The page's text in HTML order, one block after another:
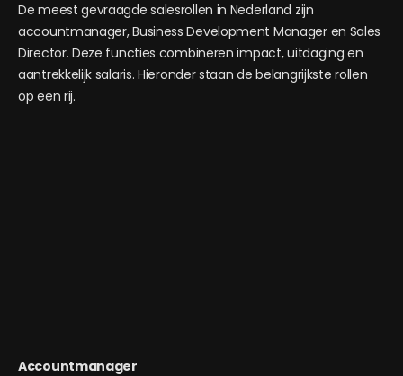
De meest gevraagde salesrollen in Nederland zijn
accountmanager, Business Development Manager en Sales
Director. Deze functies combineren impact, uitdaging en
aantrekkelijk salaris. Hieronder staan de belangrijkste rollen
op een rij.
Accountmanager